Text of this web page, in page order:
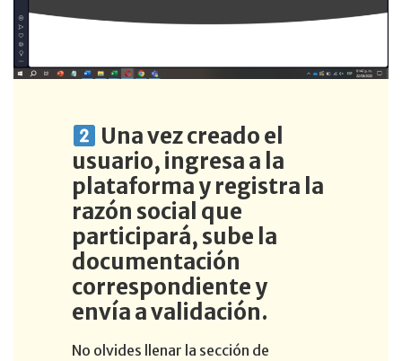
Una vez creado el
usuario, ingresa a la
plataforma y registra la
razón social que
participará, sube la
documentación
correspondiente y
envía a validación.
No olvides llenar la sección de